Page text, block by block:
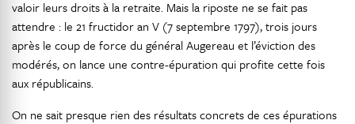
valoir leurs droits à la retraite. Mais la riposte ne se fait pas
attendre : le 21 fructidor an V (7 septembre 1797), trois jours
après le coup de force du général Augereau et l’éviction des
modérés, on lance une contre-épuration qui profite cette fois
aux républicains.
On ne sait presque rien des résultats concrets de ces épurations